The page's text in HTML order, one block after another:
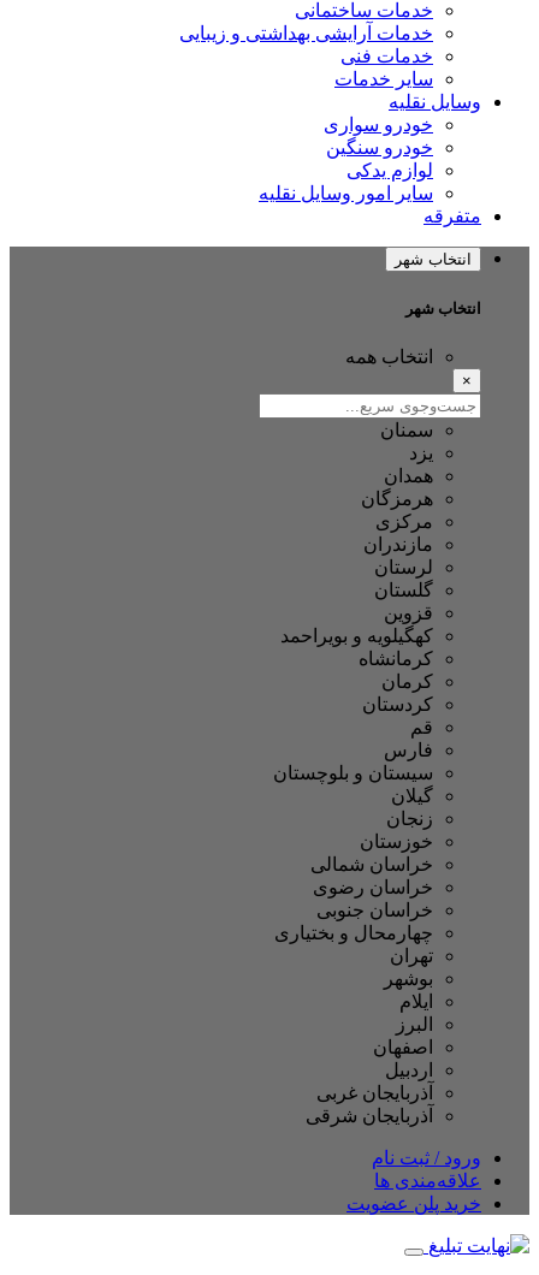
خدمات ساختمانی
خدمات آرایشی بهداشتی و زیبایی
خدمات فنی
سایر خدمات
نقلیه
خودرو سواری
خودرو سنگین
لوازم یدکی
سایر امور وسایل نقلیه
شهر
شهر
انتخاب همه
سمنان
هرمزگان
مرکزی
مازندران
لرستان
گلستان
کهگیلویه و بویراحمد
کرمانشاه
کردستان
سیستان و بلوچستان
خوزستان
خراسان شمالی
خراسان رضوی
خراسان جنوبی
چهارمحال و بختیاری
اصفهان
آذربایجان غربی
آذربایجان شرقی
/ ثبت نام
ها
پلن عضویت